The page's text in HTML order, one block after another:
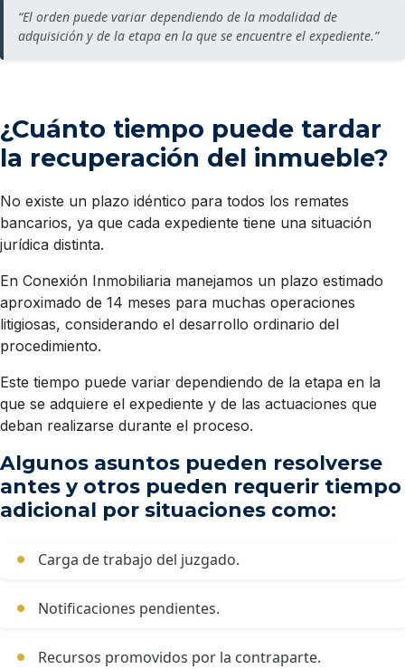
“El orden puede variar dependiendo de la modalidad de
adquisición y de la etapa en la que se encuentre el expediente.”
¿Cuánto tiempo puede tardar
la recuperación del inmueble?
No existe un plazo idéntico para todos los remates
bancarios, ya que cada expediente tiene una situación
jurídica distinta.
En Conexión Inmobiliaria manejamos un plazo estimado
aproximado de 14 meses para muchas operaciones
litigiosas, considerando el desarrollo ordinario del
procedimiento.
Este tiempo puede variar dependiendo de la etapa en la
que se adquiere el expediente y de las actuaciones que
deban realizarse durante el proceso.
Algunos asuntos pueden resolverse
antes y otros pueden requerir tiempo
adicional por situaciones como:
Carga de trabajo del juzgado.
Notificaciones pendientes.
Recursos promovidos por la contraparte.